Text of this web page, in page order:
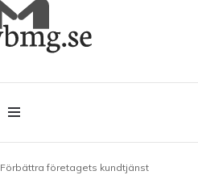
Förbättra företagets kundtjänst